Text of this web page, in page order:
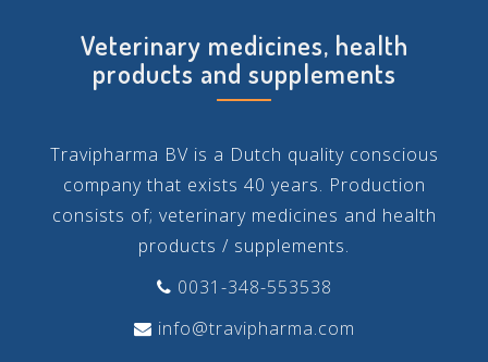
Veterinary medicines, health
products and supplements
Travipharma BV is a Dutch quality conscious
company that exists 40 years. Production
consists of; veterinary medicines and health
products / supplements.
0031-348-553538
info@travipharma.com